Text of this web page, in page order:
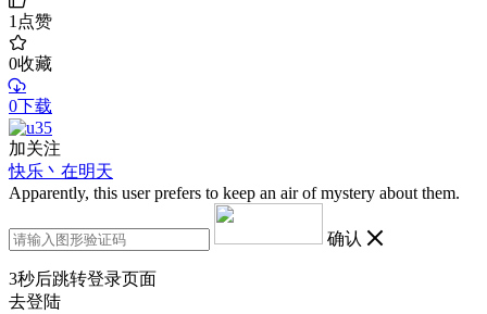
1点赞
0收藏
0下载
加关注
快乐丶在明天
Apparently, this user prefers to keep an air of mystery about them.
确认
3秒后跳转登录页面
去登陆